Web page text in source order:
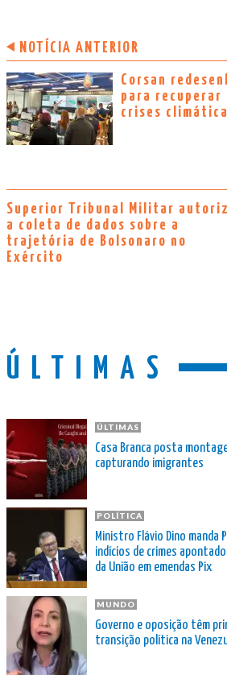
NOTÍCIA ANTERIOR
Corsan
para
crises
Superior Tribunal Militar
a coleta de dados sobre a
trajetória de Bolsonaro no
Exército
ÚLTIMAS
ÚLTIMAS
Casa Branca posta
capturando imigrantes
POLÍTICA
Ministro Flávio Dino manda
indícios de crimes
da União em emendas Pix
MUNDO
Governo e oposição têm
transição política na